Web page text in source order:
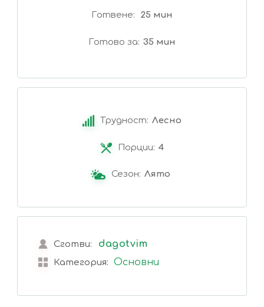
Готвене 25 мин
Готово за 35 мин
Трудност: Лесно
Порции: 4
Сезон: Лято
Сготви: dagotvim
Категория: Основни